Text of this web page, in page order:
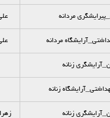
مردانه
مردانه
زنانه
زنانه
زنانه